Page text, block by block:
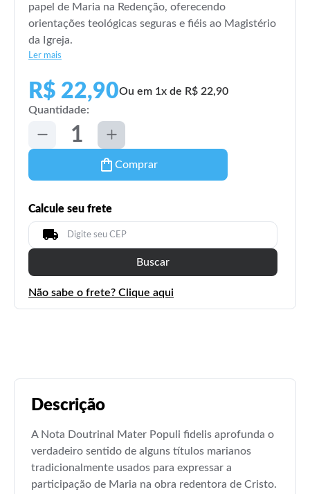
papel de Maria na Redenção, oferecendo
orientações teológicas seguras e fiéis ao Magistério
da Igreja.
Ler mais
R$ 22,90Ou em 1x de R$ 22,90
Quantidade:
Comprar
Calcule seu frete
Buscar
Não sabe o frete? Clique aqui
Descrição
A Nota Doutrinal Mater Populi fidelis aprofunda o
verdadeiro sentido de alguns títulos marianos
tradicionalmente usados para expressar a
participação de Maria na obra redentora de Cristo.